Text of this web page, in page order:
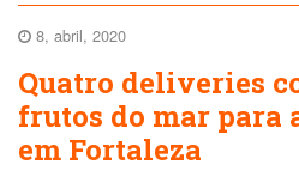
8, abril, 2020
Quatro deliveries
frutos do mar para
em Fortaleza